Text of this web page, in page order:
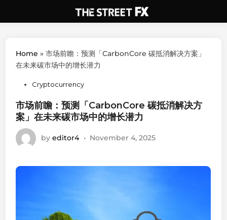
Home »市场前瞻：预测「CarbonCore 碳抵消解决方案」
在未来碳市场中的增长潜力
Posted
in
Cryptocurrency
市场前瞻：预测「CarbonCore 碳抵消解决方
案」在未来碳市场中的增长潜力
byeditor4 • November 4, 2025